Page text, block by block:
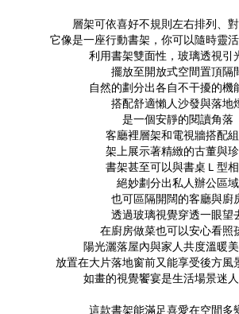
層架可依喜好不規則左右排列、
它像是一座行動書架，你可以隨時靈
利用書架雙面性，玻璃透視引
擺放至開放式空間置頂隔
自然的劃分出各自不干擾的機
搭配舒適懶人沙發與落地
是一個安靜的閱讀角落
客廳裡層架和電視牆搭配
架上展示著精緻的古董與
書架甚至可以與書桌Ｌ型
絕妙劃分出私人辦公區域
也可區隔開闊的客廳與廚
透過玻璃視覺穿透一眼望
在廚房做菜也可以安心看照
陽光灑落屋內與家人共度溫暖
放置在大片落地窗前又能享受後方風
如畫的視覺饗宴是生活場景迷人
這款書架能滿足喜愛在空間多